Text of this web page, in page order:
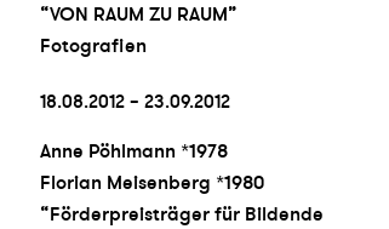
“VON RAUM ZU RAUM”
Fotografien
18.08.2012 – 23.09.2012
Anne Pöhlmann *1978
Florian Meisenberg *1980
“Förderpreisträger für Bildende